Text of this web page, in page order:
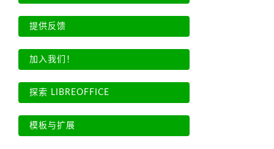
提供反馈
加入我们！
探索 LIBREOFFICE
模板与扩展